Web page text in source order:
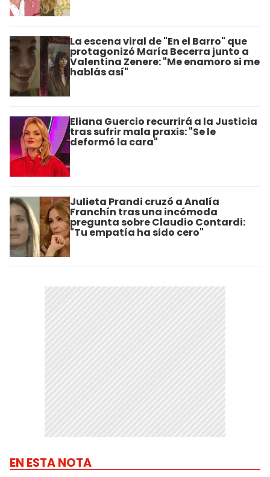
La escena viral de "En el Barro" que
protagonizó María Becerra junto a
Valentina Zenere: "Me enamoro si me
hablás así"
Eliana Guercio recurrirá a la Justicia
tras sufrir mala praxis: "Se le
deformó la cara"
Julieta Prandi cruzó a Analía
Franchín tras una incómoda
pregunta sobre Claudio Contardi:
"Tu empatía ha sido cero"
EN ESTA NOTA